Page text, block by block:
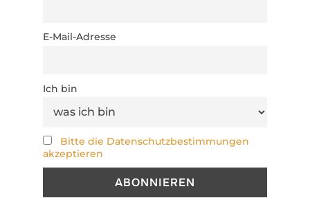
E-Mail-Adresse
Ich bin
Bitte die Datenschutzbestimmungen
akzeptieren